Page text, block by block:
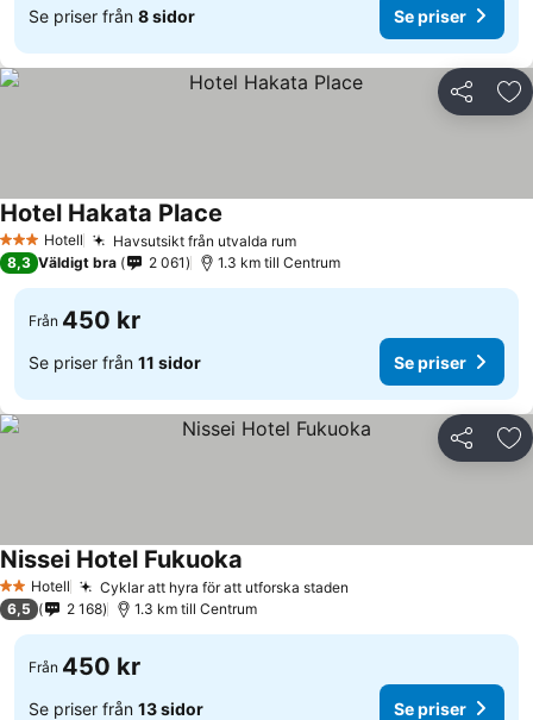
Se priser från 8 sidor Se priser
Dela
3 StjärnorHotell Havsutsikt från utvalda rum
Hotel Hakata Place
8,3 Väldigt bra 2 061 1.3 km till Centrum
Från 450 kr
Se priser från 11 sidor Se priser
Dela
2 Stjärnor
Hotell Cyklar att hyra för att utforska staden
Nissei Hotel Fukuoka
6,5 2 168 1.3 km till Centrum
Från 450 kr
Se priser från 13 sidor Se priser